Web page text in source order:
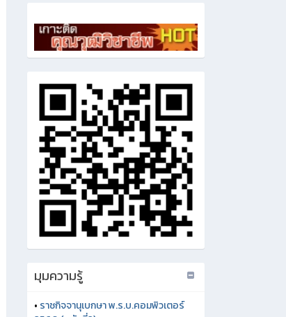
มุมความรู้
• ราชกิจจานุเบกษา พ.ร.บ.คอมพิวเตอร์